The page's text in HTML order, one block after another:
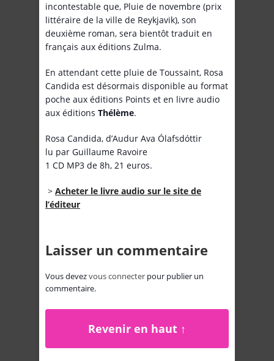
incontestable que, Pluie de novembre (prix
littéraire de la ville de Reykjavik), son
deuxième roman, sera bientôt traduit en
français aux éditions Zulma.
En attendant cette pluie de Toussaint, Rosa
Candida est désormais disponible au format
poche aux éditions Points et en livre audio
aux éditions Thélème.
Rosa Candida, d’Audur Ava Ólafsdóttir
lu par Guillaume Ravoire
1 CD MP3 de 8h, 21 euros.
> Acheter le livre audio sur le site de
l’éditeur
Laisser un commentaire
Vous devezvous connecter pour publier un
commentaire.
Revenir en haut ↑